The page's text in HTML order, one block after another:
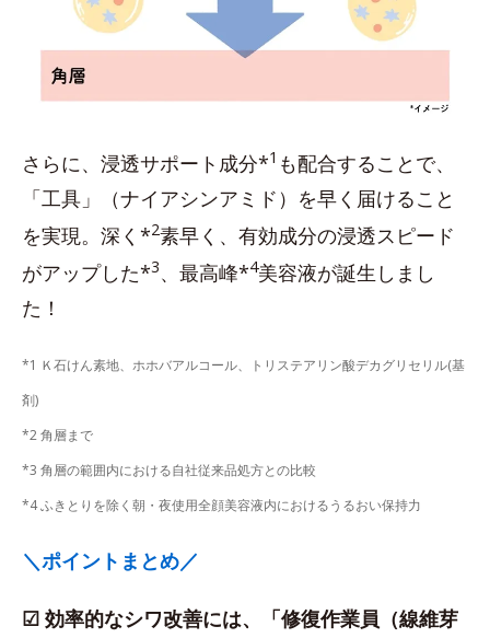
さらに、浸透サポート成分*1 も配合することで、
「工具」（ナイアシンアミド）を早く届けること
を実現。深く*2素早く、有効成分の浸透スピード
がアップした*3、最高峰*4美容液が誕生しまし
た！
*1 Ｋ石けん素地、ホホバアルコール、トリステアリン酸デカグリセリル(基
剤)
*2 角層まで
*3 角層の範囲内における自社従来品処方との比較
*4 ふきとりを除く朝・夜使用全顔美容液内におけるうるおい保持力
＼ポイントまとめ／
☑ 効率的なシワ改善には、「修復作業員（線維芽